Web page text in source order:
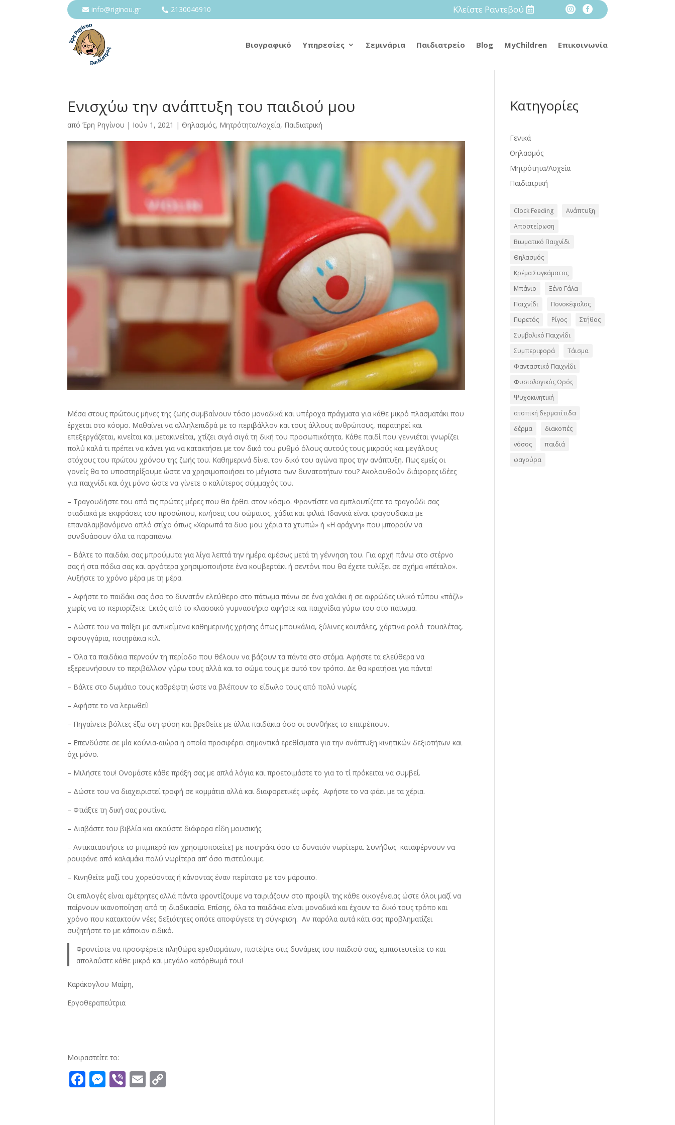
 info@riginou.gr  2130046910 Κλείστε Ραντεβού  
Βιογραφικό Υπηρεσίες Σεμινάρια Παιδιατρείο Blog MyChildren Επικοινωνία
Ενισχύω την ανάπτυξη του παιδιού μου
απόΈρη Ρηγίνου | Ιούν 1, 2021 | Θηλασμός, Μητρότητα/Λοχεία, Παιδιατρική
Μέσα στους πρώτους μήνες της ζωής συμβαίνουν τόσο μοναδικά και υπέροχα πράγματα για κάθε μικρό πλασματάκι που
έρχεται στο κόσμο. Μαθαίνει να αλληλεπιδρά με το περιβάλλον και τους άλλους ανθρώπους, παρατηρεί και
επεξεργάζεται, κινείται και μετακινείται, χτίζει σιγά σιγά τη δική του προσωπικότητα. Κάθε παιδί που γεννιέται γνωρίζει
πολύ καλά τι πρέπει να κάνει για να κατακτήσει με τον δικό του ρυθμό όλους αυτούς τους μικρούς και μεγάλους
στόχους του πρώτου χρόνου της ζωής του. Καθημερινά δίνει τον δικό του αγώνα προς την ανάπτυξη. Πως εμείς οι
γονείς θα το υποστηρίξουμε ώστε να χρησιμοποιήσει το μέγιστο των δυνατοτήτων του? Ακολουθούν διάφορες ιδέες
για παιχνίδι και όχι μόνο ώστε να γίνετε ο καλύτερος σύμμαχός του.
– Τραγουδήστε του από τις πρώτες μέρες που θα έρθει στον κόσμο. Φροντίστε να εμπλουτίζετε το τραγούδι σας
σταδιακά με εκφράσεις του προσώπου, κινήσεις του σώματος, χάδια και φιλιά. Ιδανικά είναι τραγουδάκια με
επαναλαμβανόμενο απλό στίχο όπως «Χαρωπά τα δυο μου χέρια τα χτυπώ» ή «Η αράχνη» που μπορούν να
συνδυάσουν όλα τα παραπάνω.
– Βάλτε το παιδάκι σας μπρούμυτα για λίγα λεπτά την ημέρα αμέσως μετά τη γέννηση του. Για αρχή πάνω στο στέρνο
σας ή στα πόδια σας και αργότερα χρησιμοποιήστε ένα κουβερτάκι ή σεντόνι που θα έχετε τυλίξει σε σχήμα «πέταλο».
Αυξήστε το χρόνο μέρα με τη μέρα.
– Αφήστε το παιδάκι σας όσο το δυνατόν ελεύθερο στο πάτωμα πάνω σε ένα χαλάκι ή σε αφρώδες υλικό τύπου «πάζλ»
χωρίς να το περιορίζετε. Εκτός από το κλασσικό γυμναστήριο αφήστε και παιχνίδια γύρω του στο πάτωμα.
– Δώστε του να παίξει με αντικείμενα καθημερινής χρήσης όπως μπουκάλια, ξύλινες κουτάλες, χάρτινα ρολά τουαλέτας,
σφουγγάρια, ποτηράκια κτλ.
– Όλα τα παιδάκια περνούν τη περίοδο που θέλουν να βάζουν τα πάντα στο στόμα. Αφήστε τα ελεύθερα να
εξερευνήσουν το περιβάλλον γύρω τους αλλά και το σώμα τους με αυτό τον τρόπο. Δε θα κρατήσει για πάντα!
– Βάλτε στο δωμάτιο τους καθρέφτη ώστε να βλέπουν το είδωλο τους από πολύ νωρίς.
– Αφήστε το να λερωθεί!
– Πηγαίνετε βόλτες έξω στη φύση και βρεθείτε με άλλα παιδάκια όσο οι συνθήκες το επιτρέπουν.
– Επενδύστε σε μία κούνια-αιώρα η οποία προσφέρει σημαντικά ερεθίσματα για την ανάπτυξη κινητικών δεξιοτήτων και
όχι μόνο.
– Μιλήστε του! Ονομάστε κάθε πράξη σας με απλά λόγια και προετοιμάστε το για το τί πρόκειται να συμβεί.
– Δώστε του να διαχειριστεί τροφή σε κομμάτια αλλά και διαφορετικές υφές. Αφήστε το να φάει με τα χέρια.
– Φτιάξτε τη δική σας ρουτίνα.
– Διαβάστε του βιβλία και ακούστε διάφορα είδη μουσικής.
– Αντικαταστήστε το μπιμπερό (αν χρησιμοποιείτε) με ποτηράκι όσο το δυνατόν νωρίτερα. Συνήθως καταφέρνουν να
ρουφάνε από καλαμάκι πολύ νωρίτερα απ’ όσο πιστεύουμε.
– Κινηθείτε μαζί του χορεύοντας ή κάνοντας έναν περίπατο με τον μάρσιπο.
Οι επιλογές είναι αμέτρητες αλλά πάντα φροντίζουμε να ταιριάζουν στο προφίλ της κάθε οικογένειας ώστε όλοι μαζί να
παίρνουν ικανοποίηση από τη διαδικασία. Επίσης, όλα τα παιδάκια είναι μοναδικά και έχουν το δικό τους τρόπο και
χρόνο που κατακτούν νέες δεξιότητες οπότε αποφύγετε τη σύγκριση. Αν παρόλα αυτά κάτι σας προβληματίζει
συζητήστε το με κάποιον ειδικό.
Φροντίστε να προσφέρετε πληθώρα ερεθισμάτων, πιστέψτε στις δυνάμεις του παιδιού σας, εμπιστευτείτε το και
απολαύστε κάθε μικρό και μεγάλο κατόρθωμά του!
Καράκογλου Μαίρη,
Εργοθεραπεύτρια
Μοιραστείτε το:
F M Vi E
Κατηγορίες
Γενικά
Θηλασμός
Μητρότητα/Λοχεία
Παιδιατρική
Clock Feeding
Ανάπτυξη
Αποστείρωση
Βιωματικό Παιχνίδι
Θηλασμός
Κρέμα Συγκάματος
Μπάνιο
Ξένο Γάλα
Παιχνίδι
Πονοκέφαλος
Πυρετός
Ρίγος
Στήθος
Συμβολικό Παιχνίδι
Συμπεριφορά
Τάισμα
Φανταστικό Παιχνίδι
Φυσιολογικός Ορός
Ψυχοκινητική
ατοπική δερματίτιδα
δέρμα
διακοπές
νόσος
παιδιά
φαγούρα